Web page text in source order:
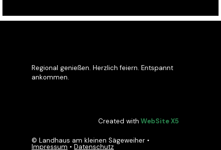
Regional genießen. Herzlich feiern. Entspannt
ankommen.
© Landhaus am kleinen Sägeweiher •
Impressum • Datenschutz
Created with WebSite X5